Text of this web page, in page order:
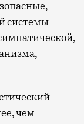
системы
чем